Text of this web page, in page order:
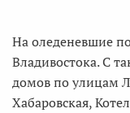
На оледеневшие
Владивостока. С
домов по улицам
Хабаровская,